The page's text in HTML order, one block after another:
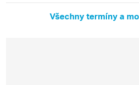
Všechny termíny a